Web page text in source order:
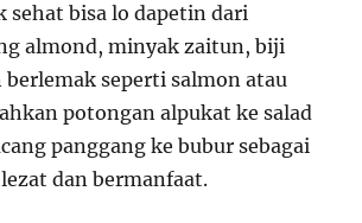
sehat bisa lo dapetin dari
almond, minyak zaitun, biji
berlemak seperti salmon atau
potongan alpukat ke salad
panggang ke bubur sebagai
dan bermanfaat.